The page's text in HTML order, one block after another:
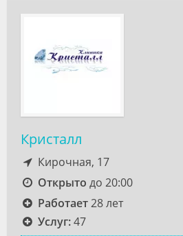
Кристалл
Кирочная, 17
Открыто до 20:00
Работает28 лет
Услуг:47